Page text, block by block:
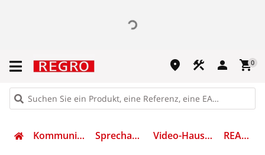
place construction person shopping_cart0
Kommunikation Sprechanlagen Video-Haustelefon REA652Y